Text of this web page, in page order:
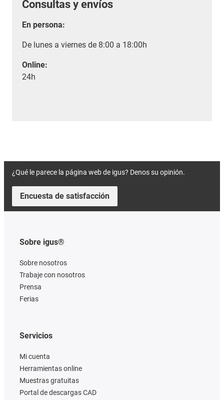
Consultas y envíos
En persona:
De lunes a viernes de 8:00 a 18:00h
Online:
24h
¿Qué le parece la página web de igus? Denos su opinión.
Encuesta de satisfacción
Sobre igus®
Sobre nosotros
Trabaje con nosotros
Prensa
Ferias
Servicios
Mi cuenta
Herramientas online
Muestras gratuitas
Portal de descargas CAD